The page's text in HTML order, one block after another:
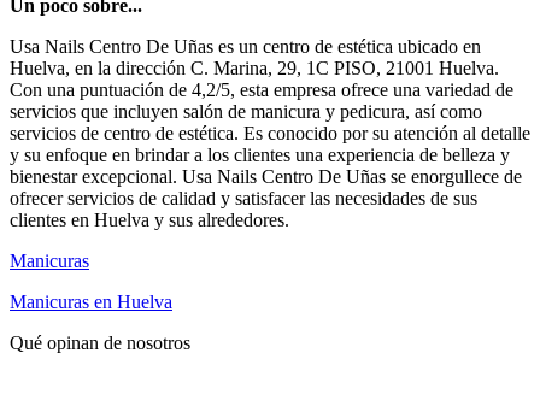
Un poco sobre...
Usa Nails Centro De Uñas es un centro de estética ubicado en
Huelva, en la dirección C. Marina, 29, 1C PISO, 21001 Huelva.
Con una puntuación de 4,2/5, esta empresa ofrece una variedad de
servicios que incluyen salón de manicura y pedicura, así como
servicios de centro de estética. Es conocido por su atención al detalle
y su enfoque en brindar a los clientes una experiencia de belleza y
bienestar excepcional. Usa Nails Centro De Uñas se enorgullece de
ofrecer servicios de calidad y satisfacer las necesidades de sus
clientes en Huelva y sus alrededores.
Manicuras
Manicuras en Huelva
Qué opinan de nosotros